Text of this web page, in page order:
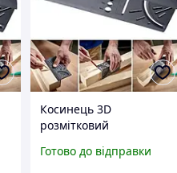
Косинець 3D
розмітковий
з обмежувачами кутів і
Готово до відправки